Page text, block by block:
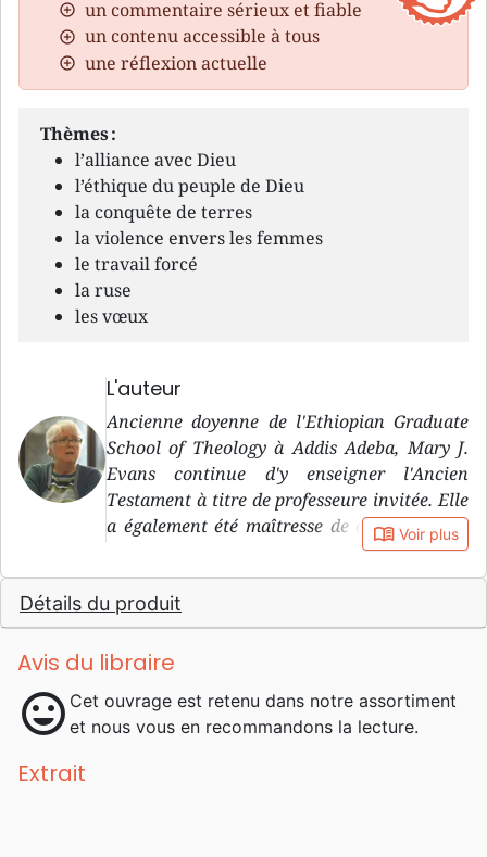
un commentaire sérieux et fiable
un contenu accessible à tous
une réflexion actuelle
Thèmes :
l’alliance avec Dieu
l’éthique du peuple de Dieu
la conquête de terres
la violence envers les femmes
le travail forcé
la ruse
les vœux
L'auteur
Ancienne doyenne de l'Ethiopian Graduate
School of Theology à Addis Adeba, Mary J.
Evans continue d'y enseigner l'Ancien
Testament à titre de professeure invitée. Elle
a également été maîtresse de conférences à
book_open Voir plus
Détails du produit
Avis du libraire
mood Cet ouvrage est retenu dans notre assortiment
et nous vous en recommandons la lecture.
Extrait